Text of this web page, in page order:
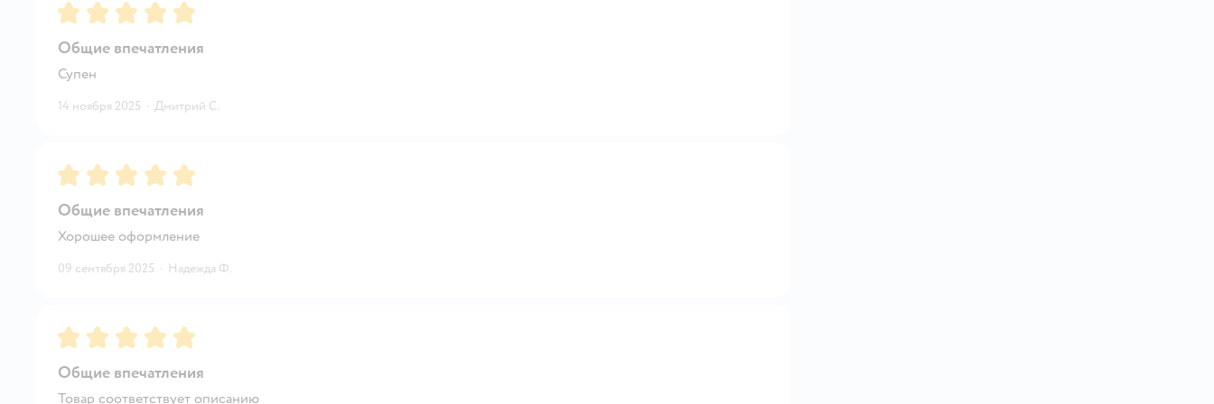
Рейтинг:5
Общие впечатления
Супен
14 ноября 2025 · Дмитрий С.
Рейтинг:5
Общие впечатления
Хорошее оформление
09 сентября 2025 · Надежда Ф.
Рейтинг:5
Общие впечатления
Товар соответствует описанию